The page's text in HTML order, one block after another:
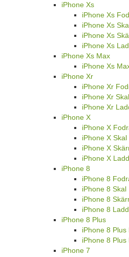
iPhone Xs
iPhone Xs
iPhone Xs
iPhone Xs
iPhone Xs
iPhone Xs Max
iPhone Xs
iPhone Xr
iPhone Xr
iPhone Xr Skal
iPhone Xr
iPhone X
iPhone X
iPhone X Skal
iPhone X
iPhone X
iPhone 8
iPhone 8
iPhone 8 Skal
iPhone 8
iPhone 8
iPhone 8 Plus
iPhone 8 Plus
iPhone 8
iPhone 7